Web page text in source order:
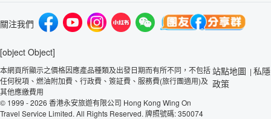
關注我們
[object Object]
本網頁所顯示之價格因應產品種類及出發日期而有所不同，不包括
任何稅項、燃油附加費、行政費、簽証費、服務費(旅行團適用)及
其他應繳費用
© 1999 - 2026 香港永安旅遊有限公司 Hong Kong Wing On
Travel Service Limited. All Rights Reserved. 牌照號碼: 350074
站點地圖 | 私隱
政策